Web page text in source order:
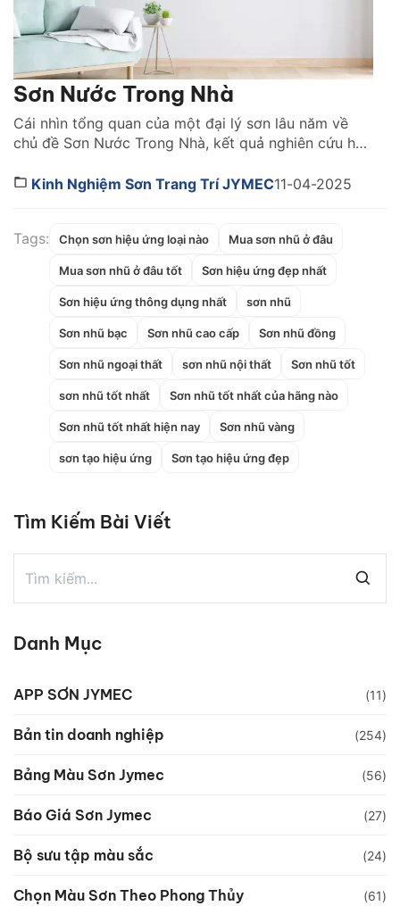
Sơn Nước Trong Nhà
Cái nhìn tổng quan của một đại lý sơn lâu năm về
chủ đề Sơn Nước Trong Nhà, kết quả nghiên cứu hơn
kinh nghiệm trong ngành được đội ngũ Jymec tổng
Kinh Nghiệm Sơn Trang Trí JYMEC11-04-2025
Tags: Chọn sơn hiệu ứng loại nào Mua sơn nhũ ở đâu
Mua sơn nhũ ở đâu tốt Sơn hiệu ứng đẹp nhất
Sơn hiệu ứng thông dụng nhất sơn nhũ
Sơn nhũ bạc Sơn nhũ cao cấp Sơn nhũ đồng
Sơn nhũ ngoại thất sơn nhũ nội thất Sơn nhũ tốt
sơn nhũ tốt nhất Sơn nhũ tốt nhất của hãng nào
Sơn nhũ tốt nhất hiện nay Sơn nhũ vàng
sơn tạo hiệu ứng Sơn tạo hiệu ứng đẹp
Tìm Kiếm Bài Viết
Danh Mục
APP SƠN JYMEC (11)
Bản tin doanh nghiệp (254)
Bảng Màu Sơn Jymec (56)
Báo Giá Sơn Jymec (27)
Bộ sưu tập màu sắc (24)
Chọn Màu Sơn Theo Phong Thủy (61)